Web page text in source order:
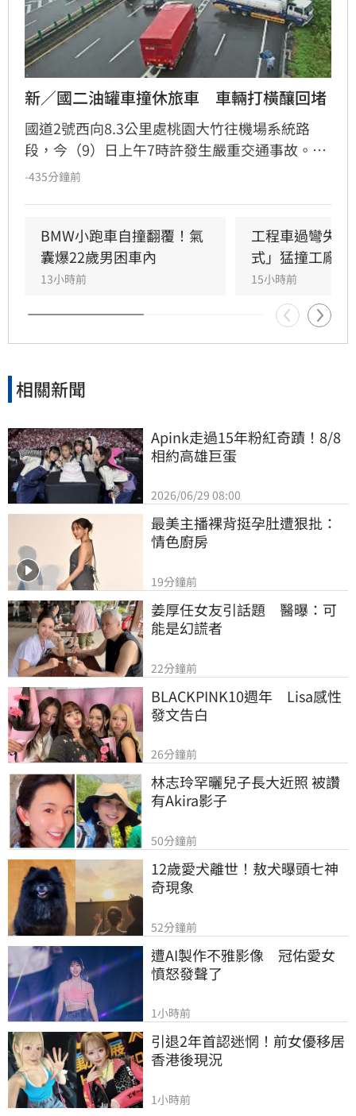
新／國二油罐車撞休旅車　車輛打橫釀回堵
國道2號西向8.3公里處桃園大竹往機場系統路
段，今（9）日上午7時許發生嚴重交通事故。一
輛油罐車與休旅車發生碰撞，油罐車隨後打橫撞
除，但油罐車仍持續進行作業。國道警方呼籲，
該路段駕駛務必減速慢行，並留意現場路況。此
外，警方再次提醒用路人應嚴格遵守交通規則，
變換車道需保持安全距離並確實打方向燈，且車
內所有乘客均應繫妥安全帶，以確保行車安全，
避免發生意外造成不可挽回的遺憾。
-435分鐘前
BMW小跑車自撞翻覆！氣
囊爆22歲男困車內
13小時前
工程車過彎失
式」猛撞工廠大
15小時前
相關新聞
Apink走過15年粉紅奇蹟！8/8
相約高雄巨蛋
2026/06/29 08:00
最美主播裸背挺孕肚遭狠批：
情色廚房
19分鐘前
姜厚任女友引話題　醫曝：可
能是幻謊者
22分鐘前
BLACKPINK10週年　Lisa感性
發文告白
26分鐘前
林志玲罕曬兒子長大近照 被讚
有Akira影子
50分鐘前
12歲愛犬離世！敖犬曝頭七神
奇現象
52分鐘前
遭AI製作不雅影像　冠佑愛女
憤怒發聲了
1小時前
引退2年首認迷惘！前女優移居
香港後現況
1小時前